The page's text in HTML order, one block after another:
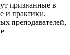
признанные в
и практики.
преподавателей,